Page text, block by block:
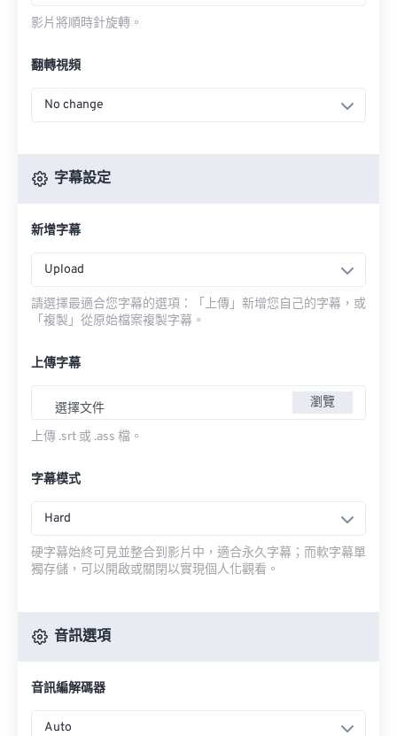
影片將順時針旋轉。
翻轉視頻
No change
字幕設定
新增字幕
Upload
請選擇最適合您字幕的選項：「上傳」新增您自己的字幕，或
「複製」從原始檔案複製字幕。
上傳字幕
選擇文件 瀏覽
上傳 .srt 或 .ass 檔。
字幕模式
Hard
硬字幕始終可見並整合到影片中，適合永久字幕；而軟字幕單
獨存儲，可以開啟或關閉以實現個人化觀看。
音訊選項
音訊編解碼器
Auto